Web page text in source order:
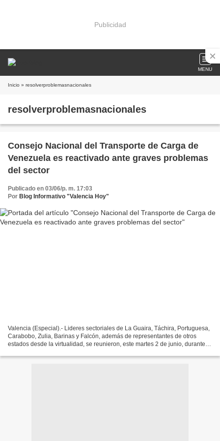
Publicidad
MENU
Inicio » resolverproblemasnacionales
resolverproblemasnacionales
Consejo Nacional del Transporte de Carga de
Venezuela es reactivado ante graves problemas
del sector
Publicado en 03/06/p. m. 17:03
Por Blog Informativo "Valencia Hoy"
Valencia (Especial).- Lideres sectoriales de La Guaira, Táchira, Portuguesa,
Carabobo, Zulia, Barinas y Falcón, además de representantes de otros
estados desde la virtualidad, se reunieron, este martes 2 de junio, durante